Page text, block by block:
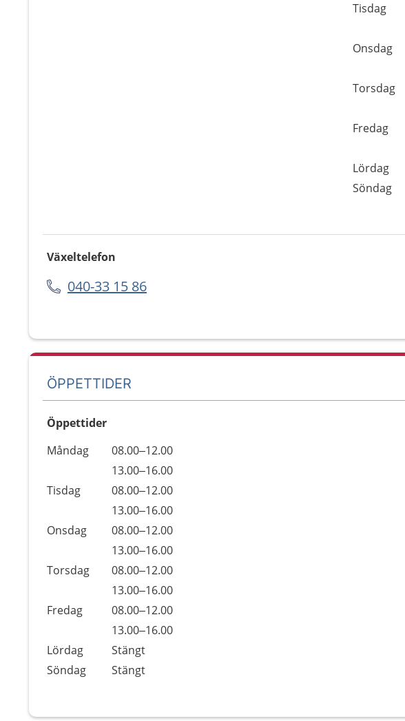
Tisdag
Onsdag
Torsdag
Fredag
Lördag
Söndag
Växeltelefon
040-33 15 86
ÖPPETTIDER
Öppettider
Dag
Öppettider
Kommentarer
Måndag
08.00–12.00
13.00–16.00
Tisdag
08.00–12.00
13.00–16.00
Onsdag
08.00–12.00
13.00–16.00
Torsdag
08.00–12.00
13.00–16.00
Fredag
08.00–12.00
13.00–16.00
Lördag
Stängt
Söndag
Stängt